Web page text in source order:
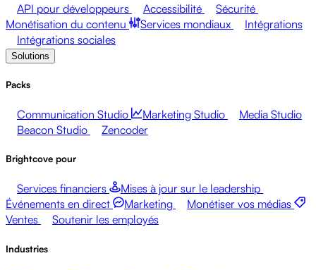
API pour développeurs Accessibilité
Sécurité
Monétisation du contenu
Services mondiaux
Intégrations
Intégrations sociales
Solutions
Packs
Communication Studio Marketing Studio
Media Studio
Beacon Studio
Zencoder
Brightcove pour
Services financiers
Mises à jour sur le leadership
Événements en direct
Marketing
Monétiser vos médias
Ventes
Soutenir les employés
Industries